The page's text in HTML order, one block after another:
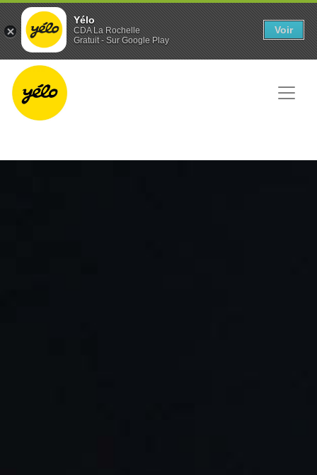
Yélo
CDA La Rochelle
Gratuit - Sur Google Play
Voir
Panneau de gestion des cookies